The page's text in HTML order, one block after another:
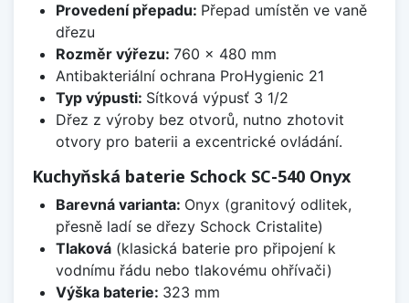
Provedení přepadu: Přepad umístěn ve vaně
dřezu
Rozměr výřezu: 760 x 480 mm
Antibakteriální ochrana ProHygienic 21
Typ výpusti: Sítková výpusť 3 1/2
Dřez z výroby bez otvorů, nutno zhotovit
otvory pro baterii a excentrické ovládání.
Kuchyňská baterie Schock SC-540 Onyx
Barevná varianta: Onyx (granitový odlitek,
přesně ladí se dřezy Schock Cristalite)
Tlaková(klasická baterie pro připojení k
vodnímu řádu nebo tlakovému ohřívači)
Výška baterie: 323 mm